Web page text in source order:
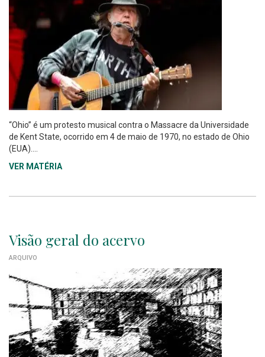
“Ohio” é um protesto musical contra o Massacre da Universidade
de Kent State, ocorrido em 4 de maio de 1970, no estado de Ohio
(EUA)....
VER MATÉRIA
Visão geral do acervo
ARQUIVO